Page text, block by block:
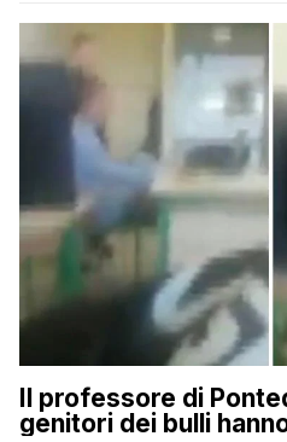
Il professore di
genitori dei bulli